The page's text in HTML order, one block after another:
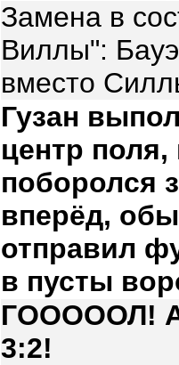
Замена в
Виллы":
вместо
Гузан
центр
поборолся
вперёд,
отправил
в пусты
ГОООООЛ!
3:2!